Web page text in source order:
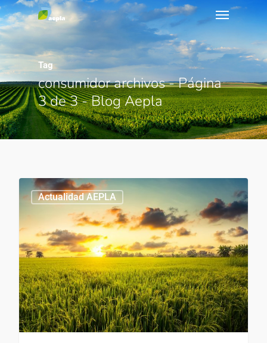
Tag
consumidor archivos - Página
3 de 3 - Blog Aepla
Actualidad AEPLA
0